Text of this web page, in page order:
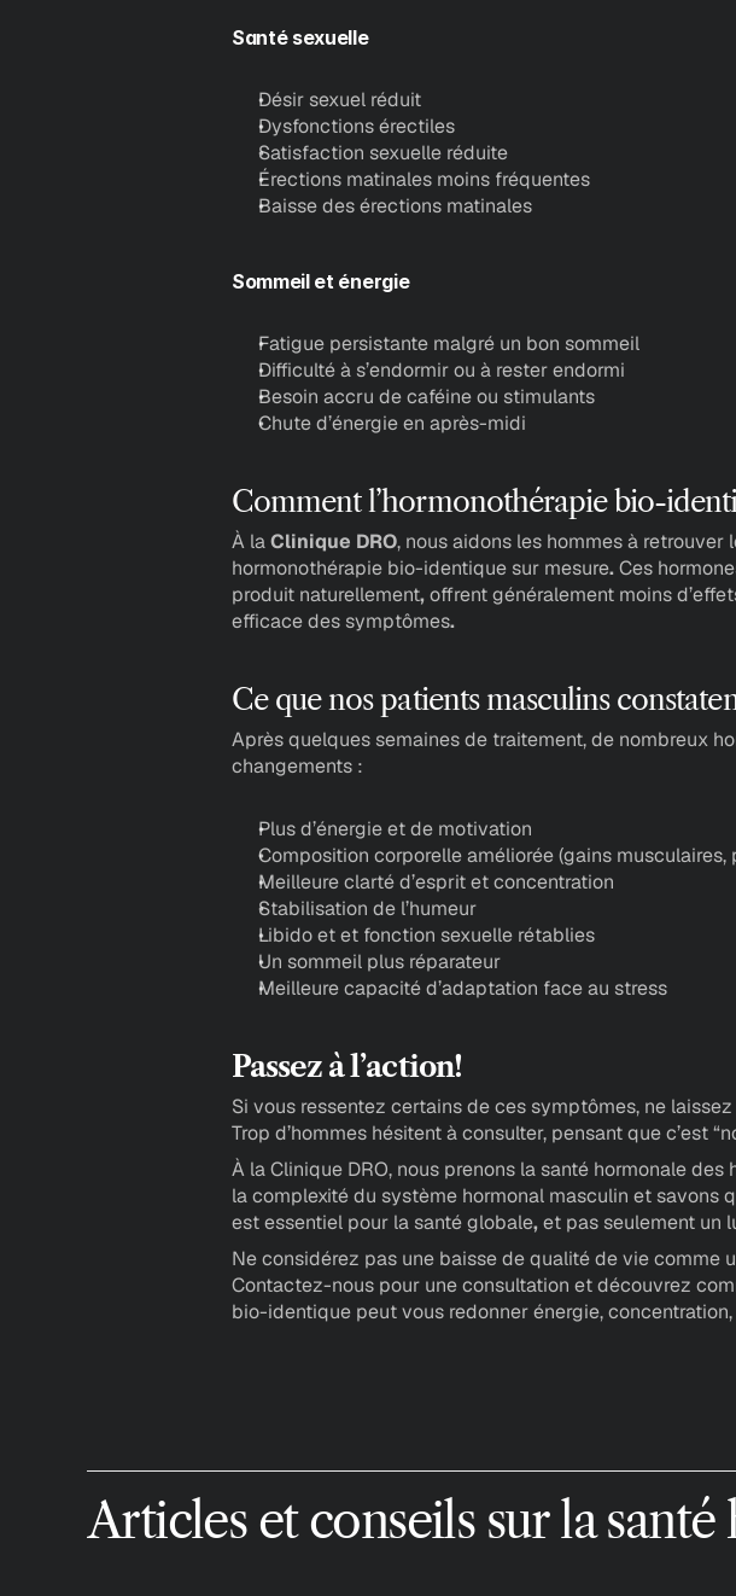
Santé sexuelle
Désir sexuel réduit
Dysfonctions érectiles
Satisfaction sexuelle réduite
Érections matinales moins fréquentes
Baisse des érections matinales
Sommeil et énergie
Fatigue persistante malgré un bon sommeil
Difficulté à s’endormir ou à rester endormi
Besoin accru de caféine ou stimulants
Chute d’énergie en après-midi
Comment l’hormonothérapie bio-
À la Clinique DRO, nous aidons les hommes à retrouver
hormonothérapie bio-identique sur mesure. Ces
produit naturellement, offrent généralement moins
efficace des symptômes.
Ce que nos patients masculins
Après quelques semaines de traitement, de nombreux
changements :
Plus d’énergie et de motivation
Composition corporelle améliorée (gains musculaires,
Meilleure clarté d’esprit et concentration
Stabilisation de l’humeur
Libido et et fonction sexuelle rétablies
Un sommeil plus réparateur
Meilleure capacité d’adaptation face au stress
Passez à l’action!
Si vous ressentez certains de ces symptômes, ne
Trop d’hommes hésitent à consulter, pensant que c’est
À la Clinique DRO, nous prenons la santé hormonale
la complexité du système hormonal masculin et savons
est essentiel pour la santé globale, et pas seulement un
Ne considérez pas une baisse de qualité de vie comme
Contactez-nous pour une consultation et découvrez
bio-identique peut vous redonner énergie,
Articles et conseils sur la santé